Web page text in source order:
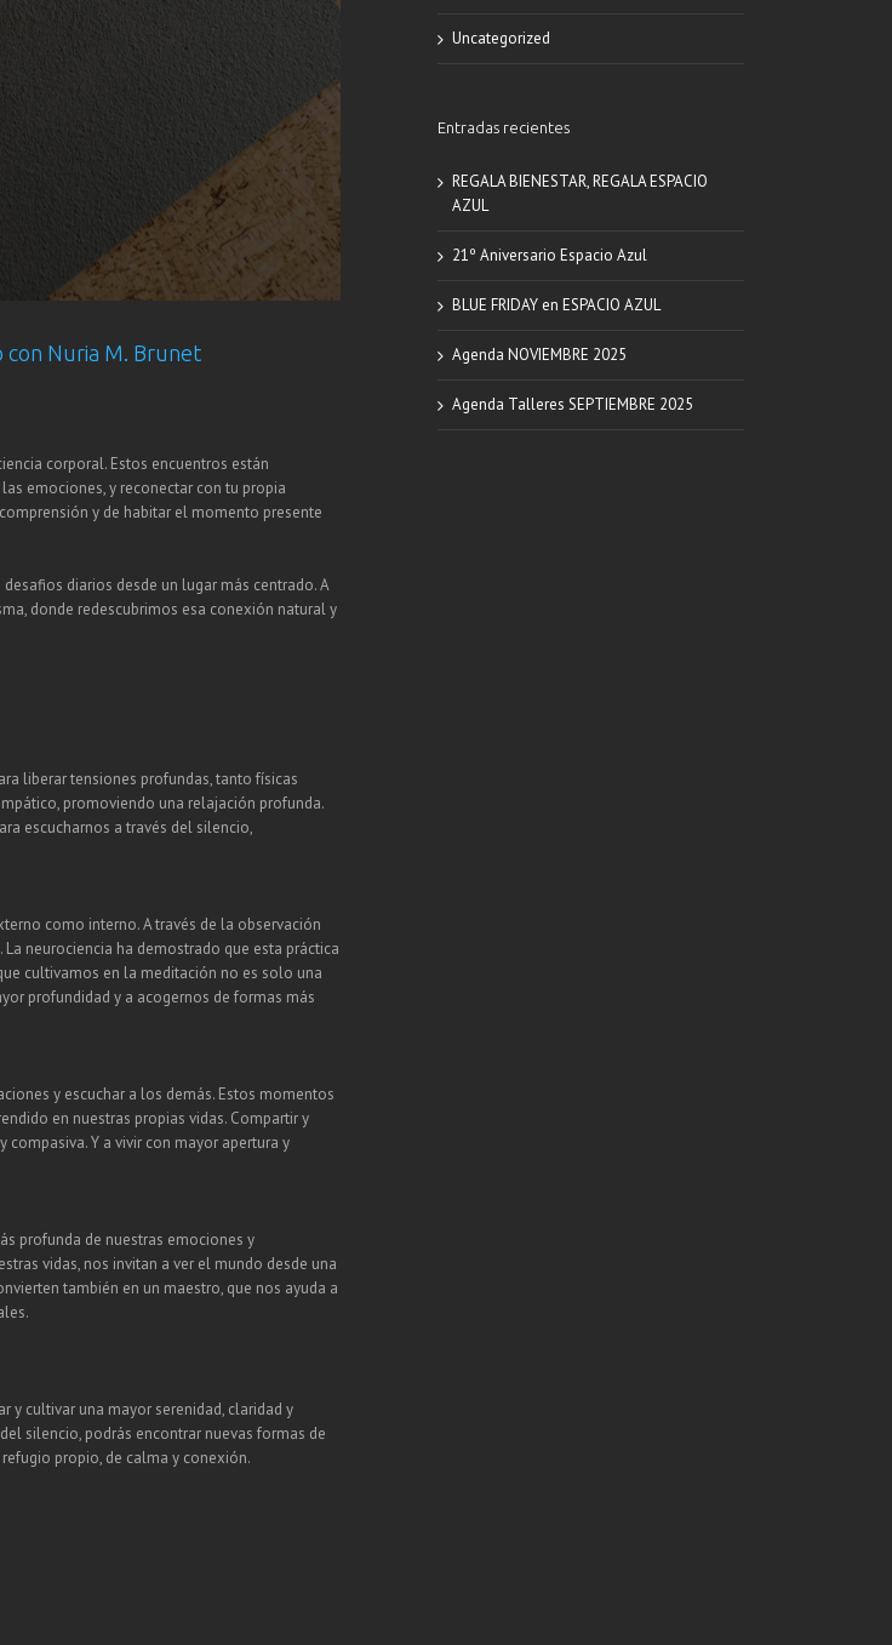
con Nuria M. Brunet
corporal. Estos encuentros están
emociones, y reconectar con tu propia
y de habitar el momento presente
diarios desde un lugar más centrado. A
donde redescubrimos esa conexión natural y
liberar tensiones profundas, tanto físicas
promoviendo una relajación profunda.
escucharnos a través del silencio,
como interno. A través de la observación
neurociencia ha demostrado que esta práctica
cultivamos en la meditación no es solo una
profundidad y a acogernos de formas más
y escuchar a los demás. Estos momentos
en nuestras propias vidas. Compartir y
Y a vivir con mayor apertura y
profunda de nuestras emociones y
vidas, nos invitan a ver el mundo desde una
también en un maestro, que nos ayuda a
y cultivar una mayor serenidad, claridad y
silencio, podrás encontrar nuevas formas de
propio, de calma y conexión.
Uncategorized
Entradas recientes
REGALA BIENESTAR, REGALA ESPACIO
AZUL
21º Aniversario Espacio Azul
BLUE FRIDAY en ESPACIO AZUL
Agenda NOVIEMBRE 2025
Agenda Talleres SEPTIEMBRE 2025